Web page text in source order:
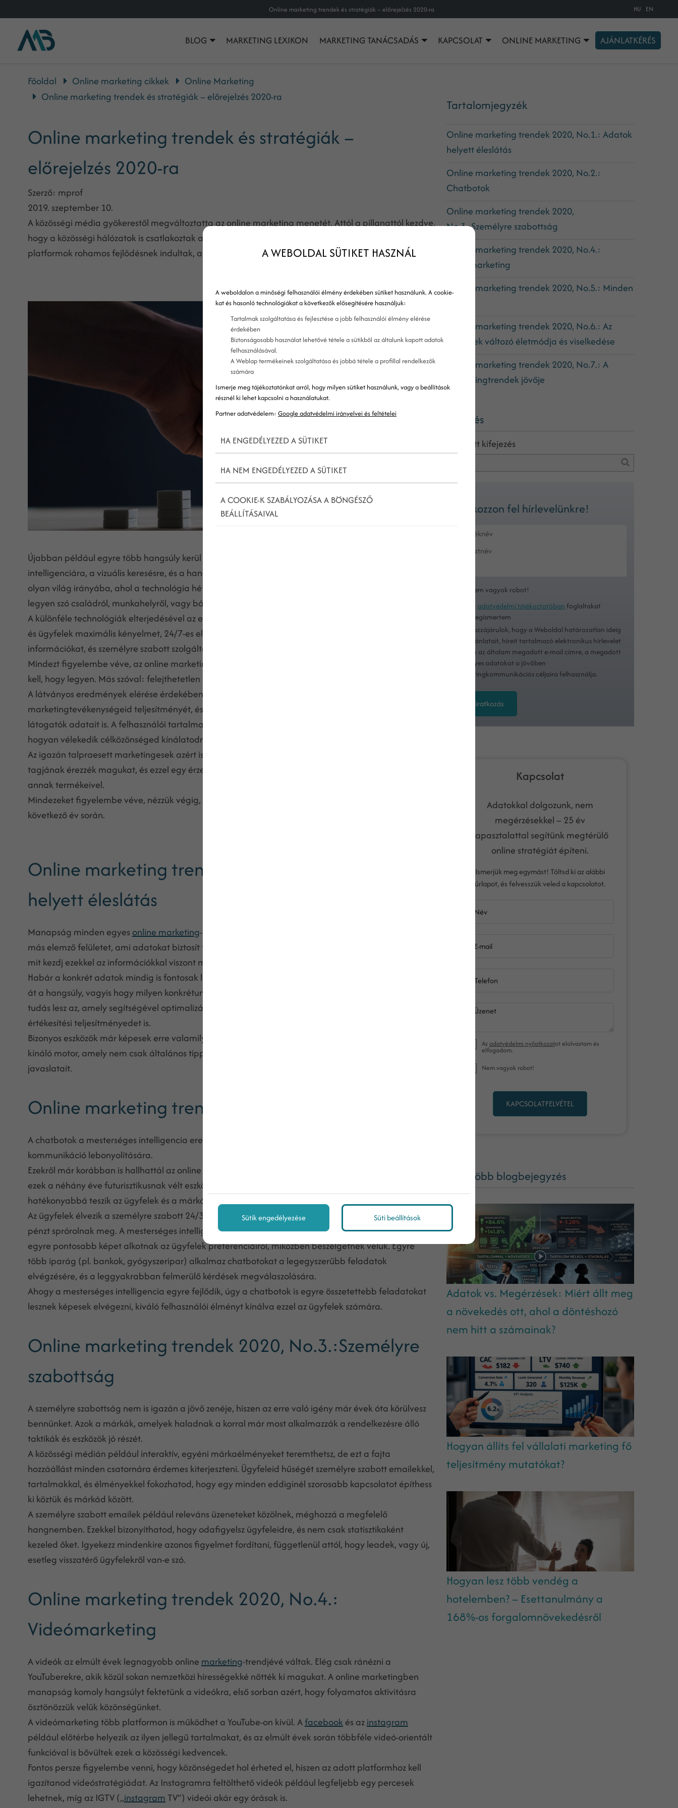
Online marketing trendek és stratégiák – előrejelzés 2020-ra HU EN
BLOG MARKETING LEXIKON MARKETING TANÁCSADÁS KAPCSOLAT ONLINE MARKETING AJÁNLATKÉRÉS
Főoldal Online marketing cikkek
Online Marketing
Online marketing trendek és stratégiák – előrejelzés 2020-ra
Online marketing trendek és stratégiák –
előrejelzés 2020-ra
Szerző: mprof
2019. szeptember 10.
A közösségi média gyökerestől megváltoztatta az online marketing menetét. Attól a pillanattól kezdve,
hogy a közösségi hálózatok is csatlakoztak az online marketingesek digitális arzenáljához, a vezető
platformok rohamos fejlődésnek indultak, ami a mai napig is folyamatosan zajlik.
Újabban például egyre több hangsúly kerül a személyre szabásra, a videóra, a mesterséges
intelligenciára, a vizuális keresésre, és a hangalapú keresésre is. Határozott léptekkel haladunk egy
olyan világ irányába, ahol a technológia hétköznapjaink minden mozzanatánál jelen lesz majd,
legyen szó családról, munkahelyről, vagy bármilyen közösségi interakcióról.
A különféle technológiák elterjedésével az emberek igényei, elvárásai is változnak. A modern vásárlók
és ügyfelek maximális kényelmet, 24/7-es elérhetőséget, közvetlen kommunikációt, pontos
információkat, és személyre szabott szolgáltatásokat illetve ajánlatokat követelnek meg a márkáktól.
Mindezt figyelembe véve, az online marketingesek fő célja az emberek elégedettségének biztosítása
kell, hogy legyen. Más szóval: felejthetetlen élményt kell kínálnod meglévő és leendő ügyfeleidnek.
A látványos eredmények elérése érdekében folyamatosan nyomon kell követned
marketingtevékenységeid teljesítményét, és rendszeresen elemezned a webhelyedre betérő
látogatók adatait is. A felhasználói tartalmak szintén hasznos információkkal szolgálhatnak arról, hogy
hogyan vélekedik célközönséged kínálatodról.
Az igazán talpraesett marketingesek azért is sokat tesznek, hogy ügyfeleik egy közösség, egy csapat
tagjának érezzék magukat, és ezzel egy érzelmi kapcsolatot alakítsanak ki az adott márkával, vagy
annak termékeivel.
Mindezeket figyelembe véve, nézzük végig, hogy milyen
következő év során.
Online marketing trendek 2020, No.1.: Adatok
helyett éleslátás
Manapság minden egyes online marketing-segédeszköz kínál valamilyen analitikai, statisztikai, vagy
más elemző felületet, ami adatokat biztosít teljesítményedről egy adott területen. Azt azonban, hogy
mit kezdj ezekkel az információkkal viszont már magadnak kell kitalálnod.
Habár a konkrét adatok mindig is fontosak lesznek, a jövőben egyre inkább az éleslátásra kerül majd
át a hangsúly, vagyis hogy milyen konkrétumokba biztosítanak bepillantást az összegyűjtött adatok. E
tudás lesz az, amely segítségével optimalizálhatod majd stratégiádat, és fellendítheted
értékesítési teljesítményedet is.
Bizonyos eszközök már képesek erre valamilyen szinten – a MAXG például bepillantást és javaslatokat
kínáló motor, amely nem csak általános tippeket kínál, hanem a begyűjtött adatokra alapozza
javaslatait.
Online marketing trendek 2020, No.2.: Chatbotok
A chatbotok a mesterséges intelligencia erejét hasznosítják az ügyfelekkel való azonnali
kommunikáció lebonyolítására.
Ezekről már korábban is hallhattál az online
ezek a néhány éve futurisztikusnak vélt eszközök? Mert a chatbotok egyszerűbbé, gördülékenyebbé, és
hatékonyabbá teszik az ügyfelek és a márkák közötti kommunikációt.
Az ügyfelek élvezik a személyre szabott 24/365 segítséget, míg a cégek rengeteg időt, erőforrást és
pénzt sprórolnak meg. A mesterséges intelligenciának köszönhetően ezek a digitális asszisztensek
egyre pontosabb képet alkotnak az ügyfelek preferenciáiról, miközben beszélgetnek velük. Egyre
több iparág (pl. bankok, gyógyszeripar) alkalmaz chatbotokat a legegyszerűbb feladatok
elvégzésére, és a leggyakrabban felmerülő kérdések megválaszolására.
Ahogy a mesterséges intelligencia egyre fejlődik, úgy a chatbotok is egyre összetettebb feladatokat
lesznek képesek elvégezni, kiváló felhasználói élményt kínálva ezzel az ügyfelek számára.
Online marketing trendek 2020, No.3.:Személyre
szabottság
A személyre szabottság nem is igazán a jövő zenéje, hiszen az erre való igény már évek óta körülvesz
bennünket. Azok a márkák, amelyek haladnak a korral már most alkalmazzák a rendelkezésre álló
taktikák és eszközök jó részét.
A közösségi médián például interaktív, egyéni márkaélményeket teremthetsz, de ezt a fajta
hozzáállást minden csatornára érdemes kiterjeszteni. Ügyfeleid hűségét személyre szabott emailekkel,
tartalmakkal, és élményekkel fokozhatod, hogy egy minden eddiginél szorosabb kapcsolatot építhess
ki köztük és márkád között.
A személyre szabott emailek például releváns üzeneteket közölnek, méghozzá a megfelelő
hangnemben. Ezekkel bizonyíthatod, hogy odafigyelsz ügyfeleidre, és nem csak statisztikaként
kezeled őket. Igyekezz mindenkire azonos figyelmet fordítani, függetlenül attól, hogy leadek, vagy új,
esetleg visszatérő ügyfelekről van-e szó.
Online marketing trendek 2020, No.4.:
Videómarketing
A videók az elmúlt évek legnagyobb online marketing-trendjévé váltak. Elég csak ránézni a
YouTuberekre, akik közül sokan nemzetközi hírességekké nőtték ki magukat. A online marketingben
manapság komoly hangsúlyt fektetünk a videókra, első sorban azért, hogy folyamatos aktivitásra
ösztönözzük velük közönségünket.
A videómarketing több platformon is működhet a YouTube-on kívül. Afacebookés azinstagram
például előtérbe helyezik az ilyen jellegű tartalmakat, és az elmúlt évek során többféle videó-orientált
funkcióval is bővültek ezek a közösségi kedvencek.
Fontos persze figyelembe venni, hogy közönségedet hol érheted el, hiszen az adott platformhoz kell
igazítanod videóstratégiádat. Az Instagramra feltölthető videók például legfeljebb egy percesek
lehetnek, míg az IGTV („instagram TV”) videói akár egy órásak is.
Tartalomjegyzék
Online marketing trendek 2020, No.1.: Adatok
helyett éleslátás
Online marketing trendek 2020, No.2.:
Chatbotok
Online marketing trendek 2020,
No.3.:Személyre szabottság
Online marketing trendek 2020, No.4.:
Videómarketing
Online marketing trendek 2020, No.5.: Minden
Online marketing trendek 2020, No.6.: Az
emberek változó életmódja és viselkedése
Online marketing trendek 2020, No.7.: A
marketingtrendek jövője
Keresés
Keresett kifejezés
Iratkozzon fel hírlevelünkre!
Nem vagyok robot!
Az adatvédelmi tájékoztatóban foglaltakat
megismertem
Hozzájárulok, hogy a Weboldal határozatlan ideig
ajánlatait, híreit tartalmazó elektronikus hírlevelet
küldjön az általam megadott e-mail címre, a megadott
személyes adatokat a jövőben
marketingkommunikációs céljaira felhasználja.
Feliratkozás
Kapcsolat
Adatokkal dolgozunk, nem
megérzésekkel – 25 év
tapasztalattal segítünk megtérülő
online stratégiát építeni.
Ismerjük meg egymást! Töltsd ki az alábbi
űrlapot, és felvesszük veled a kapcsolatot.
Név
E-mail
Telefon
Üzenet
Azadatvédelmi nyilatkozatot elolvastam és
elfogadom.
Nem vagyok robot!
KAPCSOLATFELVÉTEL
Még több blogbejegyzés
Adatok vs. Megérzések: Miért állt meg
a növekedés ott, ahol a döntéshozó
nem hitt a számainak?
Hogyan állíts fel vállalati marketing fő
teljesítmény mutatókat?
Hogyan lesz több vendég a
hotelemben? – Esettanulmány a
168%-os forgalomnövekedésről
A WEBOLDAL SÜTIKET HASZNÁL
A weboldalon a minőségi felhasználói élmény érdekében sütiket használunk. A cookie-
kat és hasonló technológiákat a következők elősegítésére használjuk:
Tartalmak szolgáltatása és fejlesztése a jobb felhasználói élmény elérése
érdekében
Biztonságosabb használat lehetővé tétele a sütikből az általunk kapott adatok
felhasználásával.
A Weblap termékeinek szolgáltatása és jobbá tétele a profillal rendelkezők
számára
Ismerje meg tájékoztatónkat arról, hogy milyen sütiket használunk, vagy a beállítások
résznél ki lehet kapcsolni a használatukat.
Partner adatvédelem: Google adatvédelmi irányelvei és feltételei
HA ENGEDÉLYEZED A SÜTIKET
HA NEM ENGEDÉLYEZED A SÜTIKET
A COOKIE-K SZABÁLYOZÁSA A BÖNGÉSZŐ
BEÁLLÍTÁSAIVAL
Sütik engedélyezése Süti beállítások